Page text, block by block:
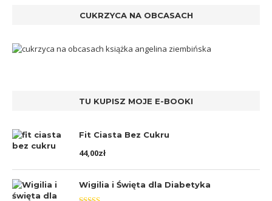
CUKRZYCA NA OBCASACH
TU KUPISZ MOJE E-BOOKI
Fit Ciasta Bez Cukru
44,00zł
Wigilia i Święta dla Diabetyka